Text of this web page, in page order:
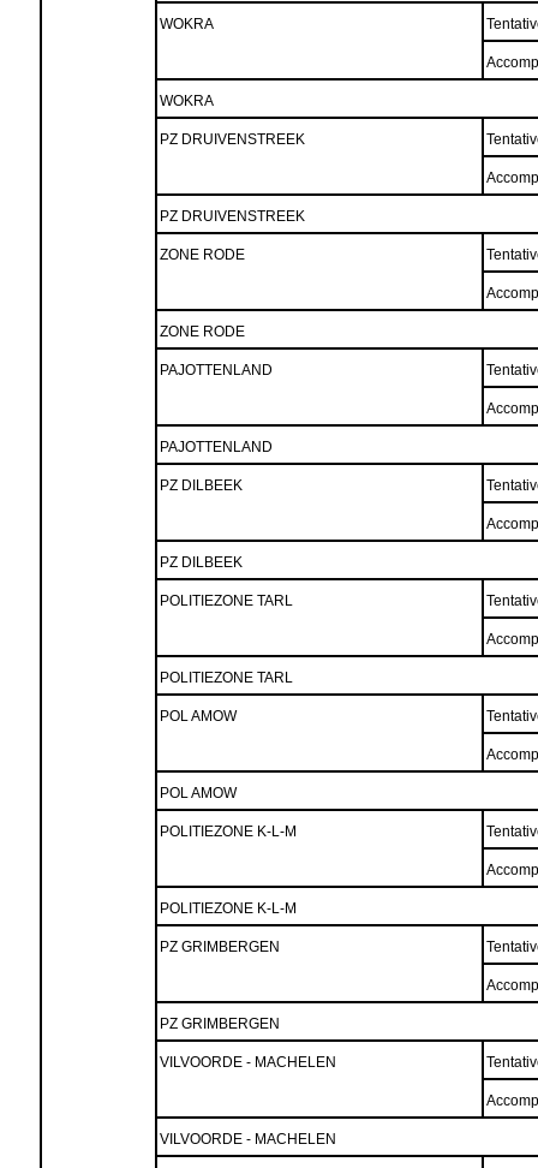
WOKRA
WOKRA
PZ DRUIVENSTREEK
PZ DRUIVENSTREEK
ZONE RODE
ZONE RODE
PAJOTTENLAND
PAJOTTENLAND
PZ DILBEEK
PZ DILBEEK
POLITIEZONE TARL
POLITIEZONE TARL
POL AMOW
POL AMOW
POLITIEZONE K-L-M
POLITIEZONE K-L-M
PZ GRIMBERGEN
PZ GRIMBERGEN
VILVOORDE - MACHELEN
VILVOORDE - MACHELEN